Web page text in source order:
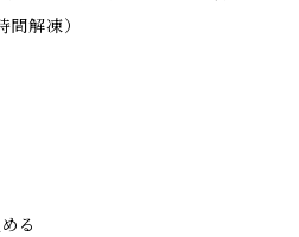
解凍）
る